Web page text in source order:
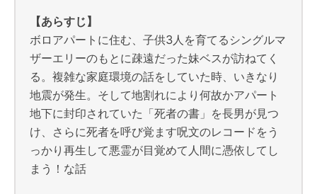
【あらすじ】
ボロアパートに住む、子供3人を育てるシングルマ
ザーエリーのもとに疎遠だった妹ベスが訪ねてく
る。複雑な家庭環境の話をしていた時、いきなり
地震が発生。そして地割れにより何故かアパート
地下に封印されていた「死者の書」を長男が見つ
け、さらに死者を呼び覚ます呪文のレコードをう
っかり再生して悪霊が目覚めて人間に憑依してし
まう！な話